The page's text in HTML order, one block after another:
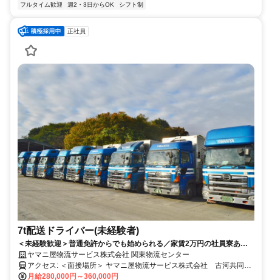
フルタイム歓迎
週2・3日からOK シフト制
正社員
7t配送ドライバー(未経験者)
＜未経験歓迎＞普通免許からでも始められる／家賃2万円の社員寮あり
／週休2日制／賞与最大年3回／長距離運転なし
ヤマニ屋物流サービス株式会社 関東物流センター
アクセス: ＜面接場所＞ ヤマニ屋物流サービス株式会社 古河共同配
送センター 茨城県古河市柳橋432-1 ・国道新4号線 柳橋北交差点付
月給280,000円～360,000円